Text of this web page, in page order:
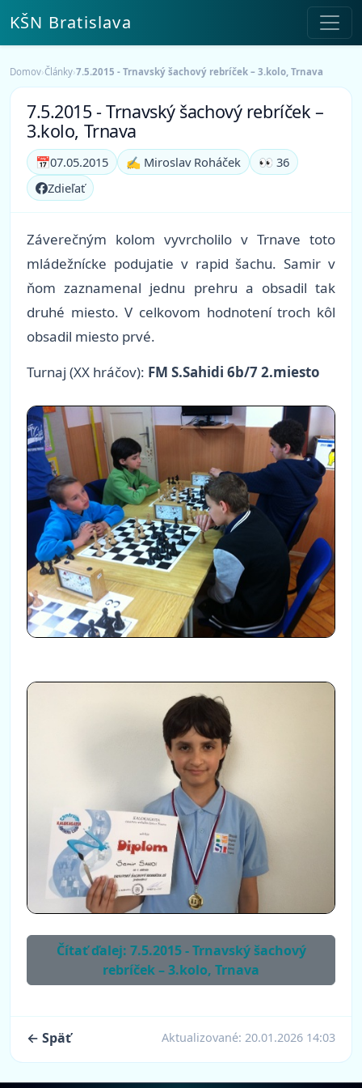
KŠN Bratislava
Domov›Články›7.5.2015 - Trnavský šachový rebríček – 3.kolo, Trnava
7.5.2015 - Trnavský šachový rebríček –
3.kolo, Trnava
📅07.05.2015 ✍️ Miroslav Roháček
👀 36
Zdieľať
Záverečným kolom vyvrcholilo v Trnave toto
mládežnícke podujatie v rapid šachu. Samir v
ňom zaznamenal jednu prehru a obsadil tak
druhé miesto. V celkovom hodnotení troch kôl
obsadil miesto prvé.
Turnaj (XX hráčov): FM S.Sahidi 6b/7 2.miesto
Čítať ďalej: 7.5.2015 - Trnavský šachový
rebríček – 3.kolo, Trnava
← Späť Aktualizované: 20.01.2026 14:03